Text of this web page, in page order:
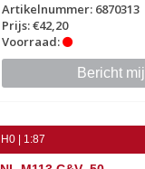
Artikelnummer: 6870313
Prijs: €42,20
Voorraad:
Bericht mij
H0 | 1:87